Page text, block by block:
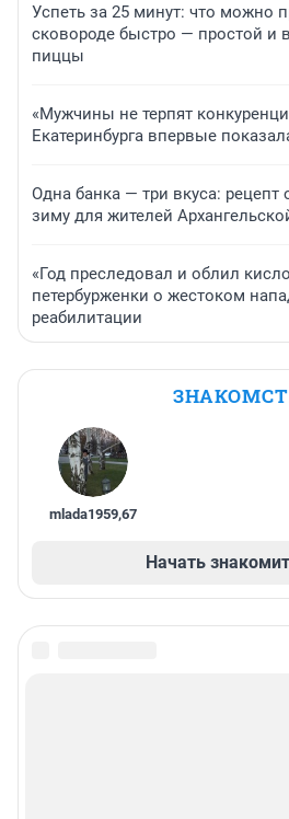
Успеть за 25 минут: что можно
сковороде быстро — простой и
пиццы
«Мужчины не терпят
Екатеринбурга впервые
Одна банка — три вкуса: рецепт
зиму для жителей
«Год преследовал и облил
петербурженки о жестоком
реабилитации
mlada1959,67
Начать